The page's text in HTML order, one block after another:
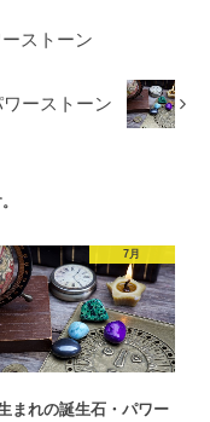
ストーン
ーストーン
7月
まれの誕生石・パワー